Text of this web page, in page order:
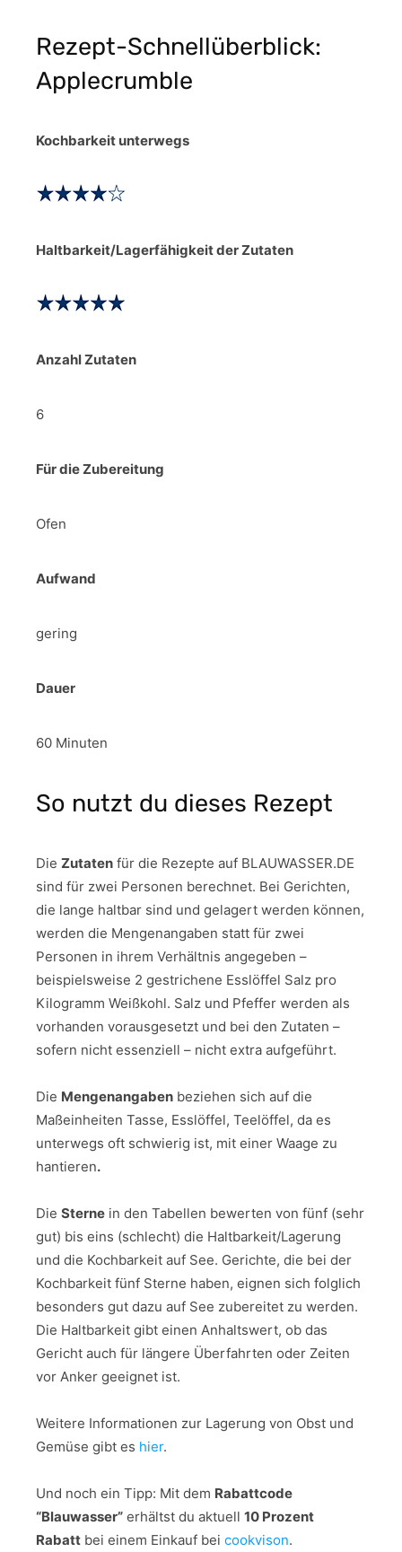
Rezept-Schnellüberblick:
Applecrumble
Kochbarkeit unterwegs
Haltbarkeit/Lagerfähigkeit der Zutaten
Anzahl Zutaten
6
Für die Zubereitung
Ofen
Aufwand
gering
Dauer
60 Minuten
So nutzt du dieses Rezept
Die Zutaten für die Rezepte auf BLAUWASSER.DE
sind für zwei Personen berechnet. Bei Gerichten,
die lange haltbar sind und gelagert werden können,
werden die Mengenangaben statt für zwei
Personen in ihrem Verhältnis angegeben –
beispielsweise 2 gestrichene Esslöffel Salz pro
Kilogramm Weißkohl. Salz und Pfeffer werden als
vorhanden vorausgesetzt und bei den Zutaten –
sofern nicht essenziell – nicht extra aufgeführt.
Die Mengenangaben beziehen sich auf die
Maßeinheiten Tasse, Esslöffel, Teelöffel, da es
unterwegs oft schwierig ist, mit einer Waage zu
hantieren.
Die Sterne in den Tabellen bewerten von fünf (sehr
gut) bis eins (schlecht) die Haltbarkeit/Lagerung
und die Kochbarkeit auf See. Gerichte, die bei der
Kochbarkeit fünf Sterne haben, eignen sich folglich
besonders gut dazu auf See zubereitet zu werden.
Die Haltbarkeit gibt einen Anhaltswert, ob das
Gericht auch für längere Überfahrten oder Zeiten
vor Anker geeignet ist.
Weitere Informationen zur Lagerung von Obst und
Gemüse gibt es hier.
Und noch ein Tipp: Mit dem Rabattcode
“Blauwasser” erhältst du aktuell 10 Prozent
Rabatt bei einem Einkauf bei cookvison.